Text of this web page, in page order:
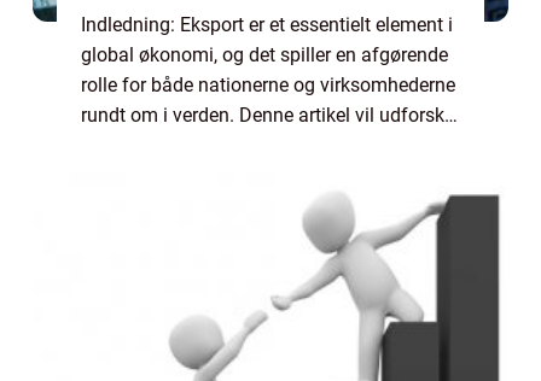
Indledning: Eksport er et essentielt element i
global økonomi, og det spiller en afgørende
rolle for både nationerne og virksomhederne
rundt om i verden. Denne artikel vil udforske